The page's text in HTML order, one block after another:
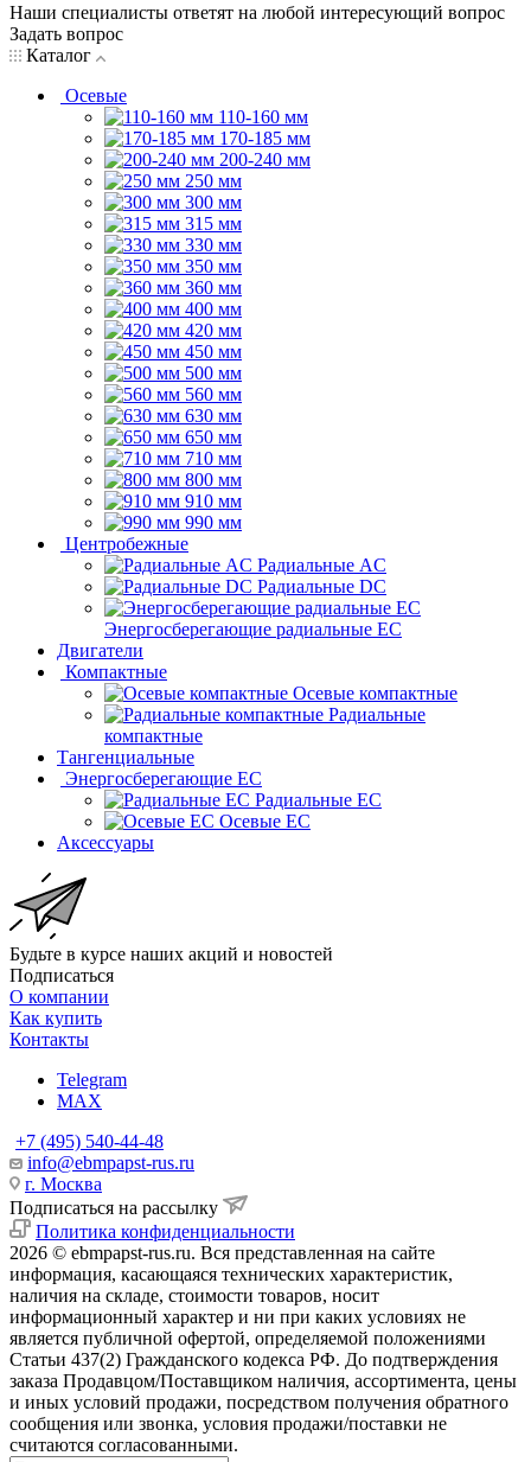
Наши специалисты ответят на любой интересующий вопрос
Задать вопрос
Каталог
Осевые
110-160 мм
170-185 мм
200-240 мм
250 мм
300 мм
315 мм
330 мм
350 мм
360 мм
400 мм
420 мм
450 мм
500 мм
560 мм
630 мм
650 мм
710 мм
800 мм
910 мм
990 мм
Центробежные
Радиальные AC
Радиальные DC
Энергосберегающие радиальные EC
Двигатели
Компактные
Осевые компактные
Радиальные
компактные
Тангенциальные
Энергосберегающие EC
Радиальные EC
Осевые EC
Аксессуары
Будьте в курсе наших акций и новостей
Подписаться
О компании
Как купить
Контакты
Telegram
MAX
+7 (495) 540-44-48
info@ebmpapst-rus.ru
г. Москва
Подписаться на рассылку
Политика конфиденциальности
2026 © ebmpapst-rus.ru. Вся представленная на сайте
информация, касающаяся технических характеристик,
наличия на складе, стоимости товаров, носит
информационный характер и ни при каких условиях не
является публичной офертой, определяемой положениями
Статьи 437(2) Гражданского кодекса РФ. До подтверждения
заказа Продавцом/Поставщиком наличия, ассортимента, цены
и иных условий продажи, посредством получения обратного
сообщения или звонка, условия продажи/поставки не
считаются согласованными.